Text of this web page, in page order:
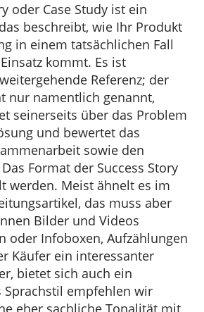
oder Case Study ist ein
beschreibt, wie Ihr Produkt
in einem tatsächlichen Fall
kommt. Es ist
Referenz; der
nur namentlich genannt,
seinerseits über das Problem
und bewertet das
sowie den
Format der Success Story
werden. Meist ähnelt es im
das muss aber
Bilder und Videos
oder Infoboxen, Aufzählungen
Käufer ein interessanter
bietet sich auch ein
Sprachstil empfehlen wir
eher sachliche Tonalität mit